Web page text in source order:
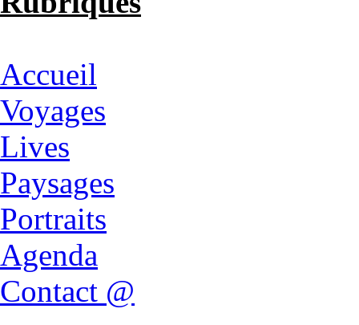
Accueil
Voyages
Lives
Paysages
Portraits
Agenda
Contact @